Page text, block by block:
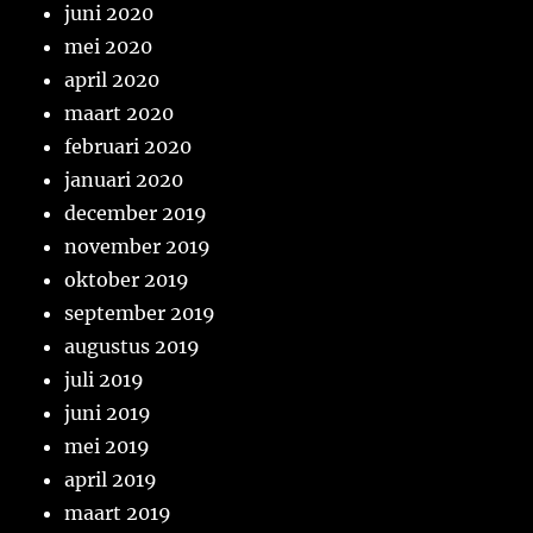
juni 2020
mei 2020
april 2020
maart 2020
februari 2020
januari 2020
december 2019
november 2019
oktober 2019
september 2019
augustus 2019
juli 2019
juni 2019
mei 2019
april 2019
maart 2019